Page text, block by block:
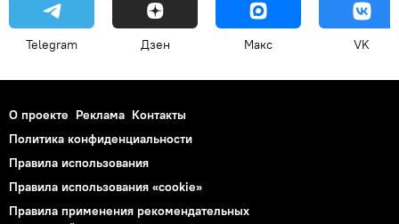
Telegram Дзен Макс VK
О проекте Реклама Контакты
Политика конфиденциальности
Правила использования
Правила использования «cookie»
Правила применения рекомендательных